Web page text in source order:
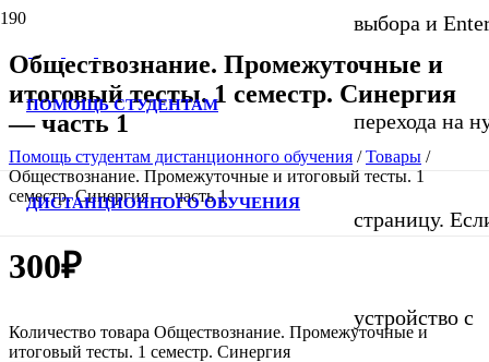
ПОМОЩЬ СТУДЕНТАМ
ДИСТАНЦИОННОГО ОБУЧЕНИЯ
выбора и
перехода на
страницу.
устройство с
Обществознание. Промежуточные и
итоговый тесты. 1 семестр. Синергия
— часть 1
Помощь студентам дистанционного обучения /Товары /
Обществознание. Промежуточные и итоговый тесты. 1
семестр. Синергия — часть 1
300₽
Количество товара Обществознание. Промежуточные и
итоговый тесты. 1 семестр. Синергия